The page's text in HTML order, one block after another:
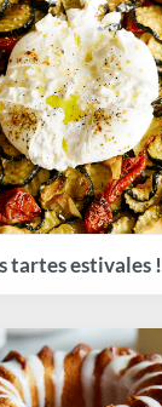
tartes estivales !